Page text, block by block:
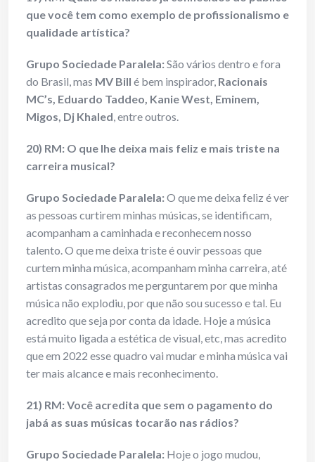
que você tem como exemplo de profissionalismo e
qualidade artística?
Grupo Sociedade Paralela:São vários dentro e fora
do Brasil, mas MV Bill é bem inspirador, Racionais
MC’s, Eduardo Taddeo, Kanie West, Eminem,
Migos, Dj Khaled, entre outros.
20) RM: O que lhe deixa mais feliz e mais triste na
carreira musical?
Grupo Sociedade Paralela:O que me deixa feliz é ver
as pessoas curtirem minhas músicas, se identificam,
acompanham a caminhada e reconhecem nosso
talento. O que me deixa triste é ouvir pessoas que
curtem minha música, acompanham minha carreira, até
artistas consagrados me perguntarem por que minha
música não explodiu, por que não sou sucesso e tal. Eu
acredito que seja por conta da idade. Hoje a música
está muito ligada a estética de visual, etc, mas acredito
que em 2022 esse quadro vai mudar e minha música vai
ter mais alcance e mais reconhecimento.
21) RM: Você acredita que sem o pagamento do
jabá as suas músicas tocarão nas rádios?
Grupo Sociedade Paralela: Hoje o jogo mudou,